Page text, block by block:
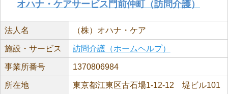
オハナ・ケアサービス門前仲町（訪問介護）
法人名 （株）オハナ・ケア
施設・サービス 訪問介護（ホームヘルプ）
事業所番号 1370806984
所在地 東京都江東区古石場1-12-12 堤ビル101